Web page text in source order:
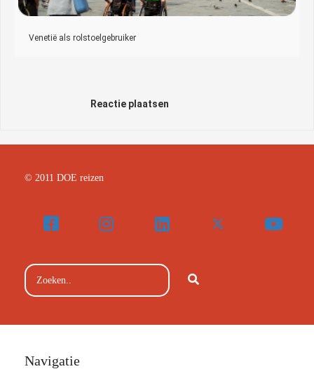
Venetië als rolstoelgebruiker
Reactie plaatsen
© 2011 DOE reizen
Navigatie